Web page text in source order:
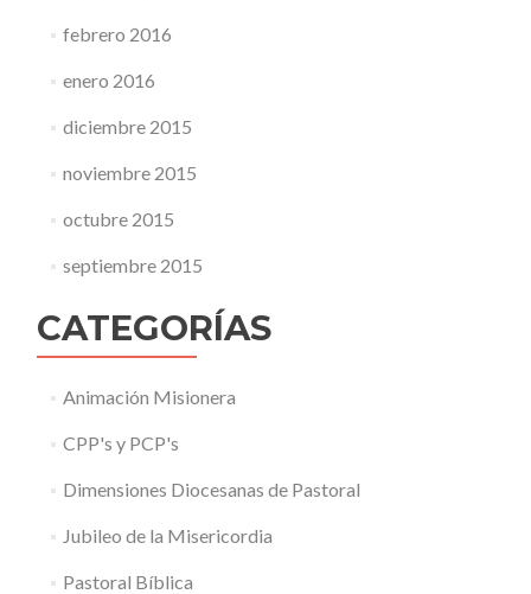
febrero 2016
enero 2016
diciembre 2015
noviembre 2015
octubre 2015
septiembre 2015
CATEGORÍAS
Animación Misionera
CPP's y PCP's
Dimensiones Diocesanas de Pastoral
Jubileo de la Misericordia
Pastoral Bíblica